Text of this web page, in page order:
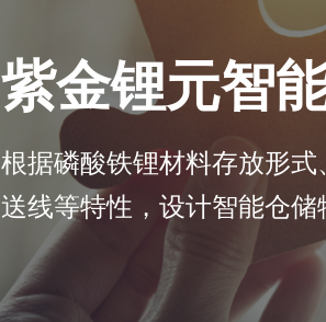
钣金下料线
智能焊接产线
智能装配线
机加工产线
紫金锂元智
根据磷酸铁锂材料存放形
送线等特性，设计智能仓储